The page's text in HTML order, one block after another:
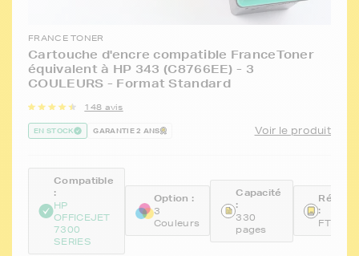
FRANCE TONER
Cartouche d'encre compatible FranceToner
équivalent à HP 343 (C8766EE) - 3
COULEURS - Format Standard
148 avis
EN STOCK GARANTIE 2 ANS Voir le produit
Compatible
:
HP
OFFICEJET
7300
SERIES
Option :
3
Couleurs
Capacité
:
330
pages
: